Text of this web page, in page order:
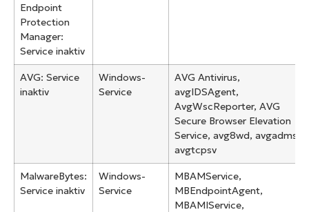
Endpoint
Protection
Manager:
Service inaktiv
AVG: Service
inaktiv
Windows-
Service
AVG Antivirus,
avgIDSAgent,
AvgWscReporter, AVG
Secure Browser Elevation
Service, avg8wd, avgadmsv,
avgtcpsv
MalwareBytes:
Service inaktiv
Windows-
Service
MBAMService,
MBEndpointAgent,
MBAMIService,